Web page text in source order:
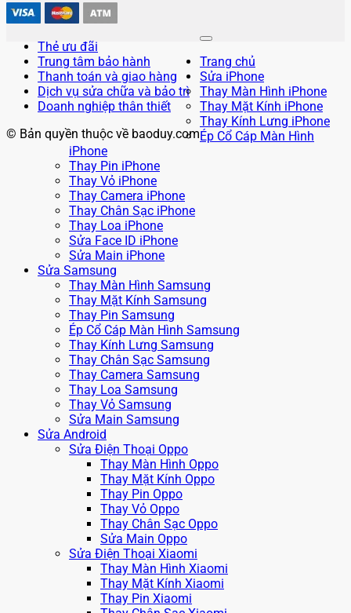
Thẻ ưu đãi
Trung tâm bảo hành
Thanh toán và giao hàng
Dịch vụ sửa chữa và bảo trì
Doanh nghiệp thân thiết
© Bản quyền thuộc về baoduy.com
Trang chủ
Sửa iPhone
Thay Màn Hình iPhone
Thay Mặt Kính iPhone
Thay Kính Lưng iPhone
Ép Cổ Cáp Màn Hình
iPhone
Thay Pin iPhone
Thay Vỏ iPhone
Thay Camera iPhone
Thay Chân Sạc iPhone
Thay Loa iPhone
Sửa Face ID iPhone
Sửa Main iPhone
Sửa Samsung
Thay Màn Hình Samsung
Thay Mặt Kính Samsung
Thay Pin Samsung
Ép Cổ Cáp Màn Hình Samsung
Thay Kính Lưng Samsung
Thay Chân Sạc Samsung
Thay Camera Samsung
Thay Loa Samsung
Thay Vỏ Samsung
Sửa Main Samsung
Sửa Android
Sửa Điện Thoại Oppo
Thay Màn Hình Oppo
Thay Mặt Kính Oppo
Thay Pin Oppo
Thay Vỏ Oppo
Thay Chân Sạc Oppo
Sửa Main Oppo
Sửa Điện Thoại Xiaomi
Thay Màn Hình Xiaomi
Thay Mặt Kính Xiaomi
Thay Pin Xiaomi